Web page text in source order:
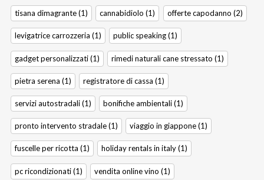
tisana dimagrante (1) cannabidiolo (1) offerte capodanno (2)
levigatrice carrozzeria (1) public speaking (1)
gadget personalizzati (1) rimedi naturali cane stressato (1)
pietra serena (1) registratore di cassa (1)
servizi autostradali (1) bonifiche ambientali (1)
pronto intervento stradale (1) viaggio in giappone (1)
fuscelle per ricotta (1) holiday rentals in italy (1)
pc ricondizionati (1) vendita online vino (1)